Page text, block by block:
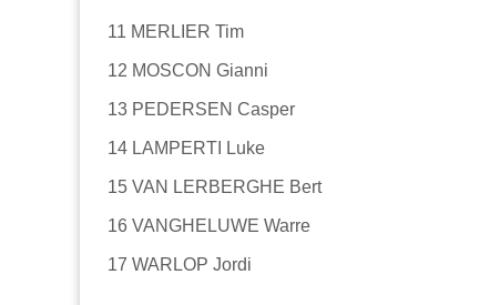
11 MERLIER Tim
12 MOSCON Gianni
13 PEDERSEN Casper
14 LAMPERTI Luke
15 VAN LERBERGHE Bert
16 VANGHELUWE Warre
17 WARLOP Jordi